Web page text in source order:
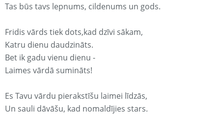
Tas būs tavs lepnums, cildenums un gods.
Fridis vārds tiek dots,kad dzīvi sākam,
Katru dienu daudzināts.
Bet ik gadu vienu dienu -
Laimes vārdā sumināts!
Es Tavu vārdu pierakstīšu laimei līdzās,
Un sauli dāvāšu, kad nomaldījies stars.